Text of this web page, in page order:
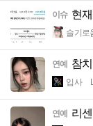
이슈 현
슬기로
연예 참
입사
연예 리